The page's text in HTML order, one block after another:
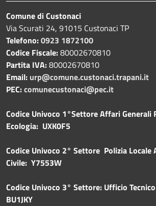
Comune di Custonaci
Via Scurati 24, 91015 Custonaci TP
Telefono:0923 1872100
Codice Fiscale:80002670810
Partita IVA:80002670810
Email: urp@comune.custonaci.trapani.it
PEC:comunecustonaci@pec.it
Codice Univoco 1°Settore Affari Generali
Ecologia: UXK0F5
Codice Univoco 2° Settore Polizia Locale
Civile: Y7553W
Codice Univoco 3° Settore: Ufficio
BU1JKY